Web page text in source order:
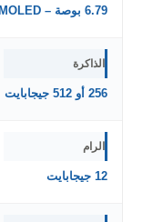
6.79 بوصة – AMOLED – معدل تحديث 120 هرتز
الذاكرة
256 أو 512 جيجابايت
الرام
12 جيجابايت